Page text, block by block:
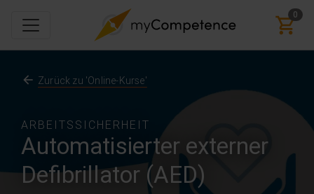
0
ARBEITSSICHERHEIT
Automatisierter externer
Defibrillator (AED)
Zurück zu 'Online-Kurse'